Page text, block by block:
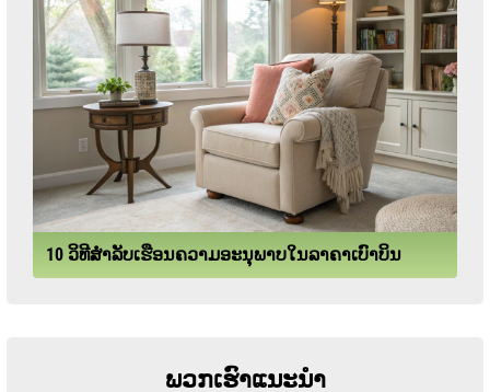
10 ວິທີສໍາລັບເຮືອນຄວາມອະນຸພາບໃນລາຄາເບົາບິນ
ພວກເຮົາແນະນໍາ